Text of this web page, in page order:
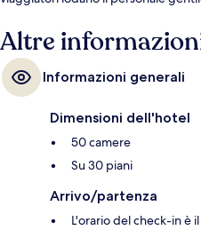
Altre
Informazioni generali
Dimensioni dell'hotel
50 camere
Su 30 piani
Arrivo/partenza
L'orario del check-in è